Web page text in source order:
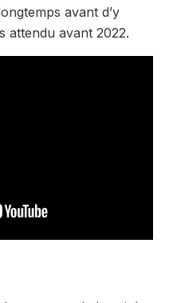
avant d’y
attendu avant 2022.